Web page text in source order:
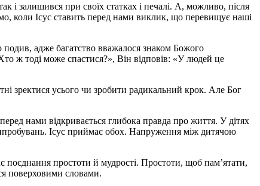
і залишився при своїх статках і печалі. А, можливо, після
коли Ісус ставить перед нами виклик, що перевищує наші
адже багатство вважалося знаком Божого
ж тоді може спастися?», Він відповів: «У людей це
зректися усього чи зробити радикальний крок. Але Бог
нами відкривається глибока правда про життя. У дітях
Ісус приймає обох. Напруження між дитячою
поєднання простоти й мудрості. Простоти, щоб пам’ятати,
поверховими словами.